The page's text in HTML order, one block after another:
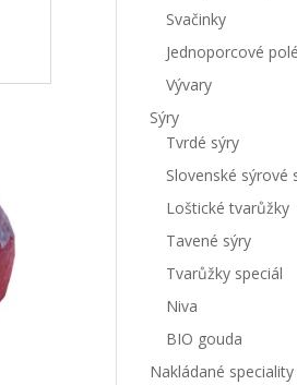
Svačinky
Jednoporcové
Vývary
Sýry
Tvrdé sýry
Slovenské sýrové
Loštické tvarůžky
Tavené sýry
Tvarůžky speciál
Niva
BIO gouda
Nakládané speciality